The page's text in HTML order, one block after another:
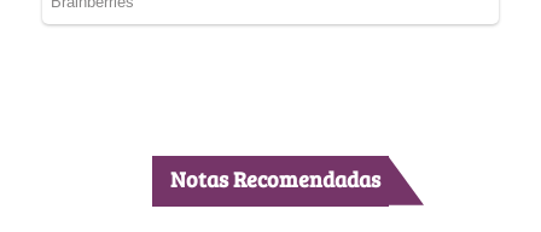
Notas Recomendadas